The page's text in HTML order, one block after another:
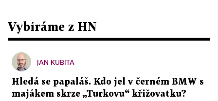
Vybíráme z HN
JAN KUBITA
Hledá se papaláš. Kdo jel v černém BMW s
majákem skrze „Turkovu“ křižovatku?